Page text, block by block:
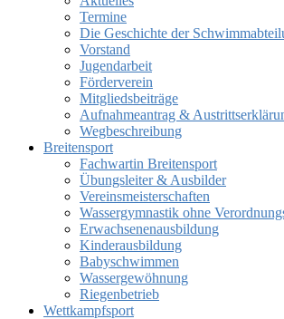
Termine
Die Geschichte der
Vorstand
Jugendarbeit
Förderverein
Mitgliedsbeiträge
Aufnahmeantrag &
Wegbeschreibung
Breitensport
Fachwartin Breitensport
Übungsleiter & Ausbilder
Vereinsmeisterschaften
Wassergymnastik ohne
Erwachsenenausbildung
Kinderausbildung
Babyschwimmen
Wassergewöhnung
Riegenbetrieb
Wettkampfsport